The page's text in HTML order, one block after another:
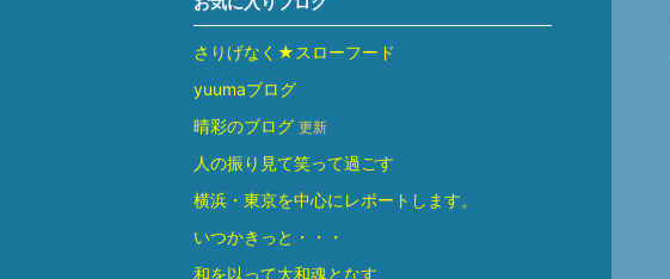
さりげなく★スローフード
yuumaブログ
晴彩のブログ 更新
人の振り見て笑って過ごす
横浜・東京を中心にレポートします。
いつかきっと・・・
和を以って大和魂となす